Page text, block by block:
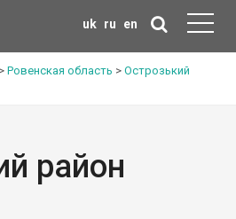
uk ru en
> Ровенская область > Острозький
район